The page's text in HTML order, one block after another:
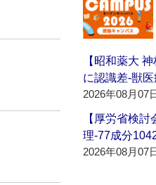
【昭和薬大
に認識差‐獣
2026年08月07
【厚労省検
理‐77成分
2026年08月07